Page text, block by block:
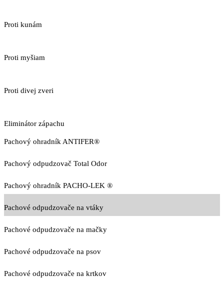
Proti kunám
Proti myšiam
Proti divej zveri
Eliminátor zápachu
Pachový ohradník ANTIFER®
Pachový odpudzovač Total Odor
Pachový ohradník PACHO-LEK ®
Pachové odpudzovače na vtáky
Pachové odpudzovače na mačky
Pachové odpudzovače na psov
Pachové odpudzovače na krtkov